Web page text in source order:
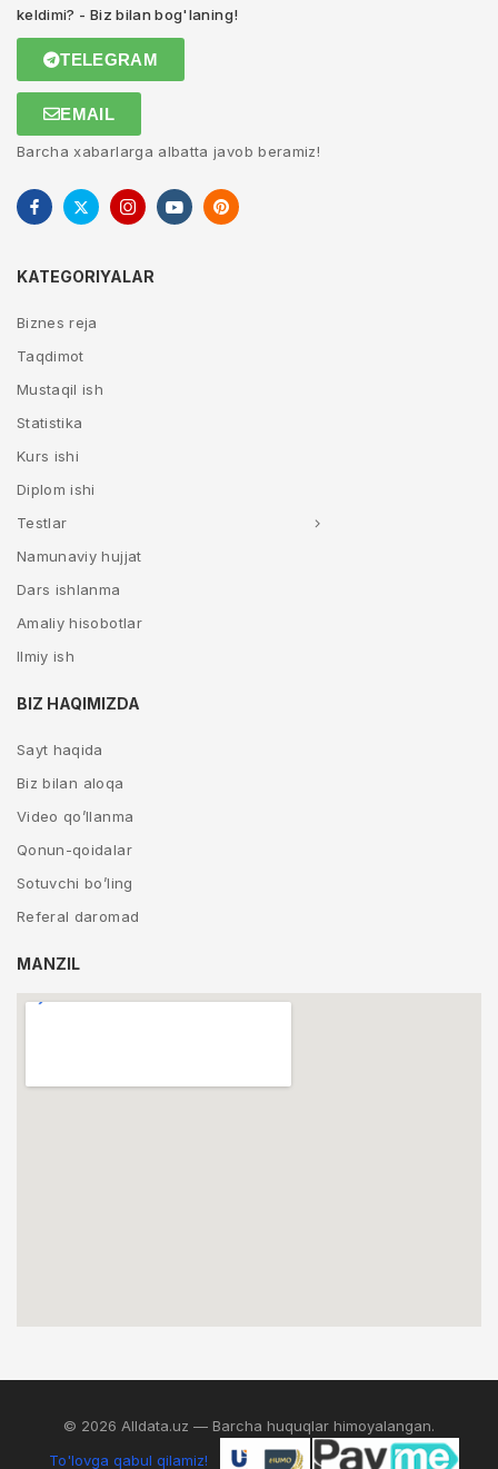
keldimi? - Biz bilan bog'laning!
TELEGRAM
EMAIL
Barcha xabarlarga albatta javob beramiz!
KATEGORIYALAR
Biznes reja
Taqdimot
Mustaqil ish
Statistika
Kurs ishi
Diplom ishi
Testlar
Namunaviy hujjat
Dars ishlanma
Amaliy hisobotlar
Ilmiy ish
BIZ HAQIMIZDA
Sayt haqida
Biz bilan aloqa
Video qo’llanma
Qonun-qoidalar
Sotuvchi bo’ling
Referal daromad
MANZIL
© 2026 Alldata.uz — Barcha huquqlar himoyalangan.
To'lovga qabul qilamiz!